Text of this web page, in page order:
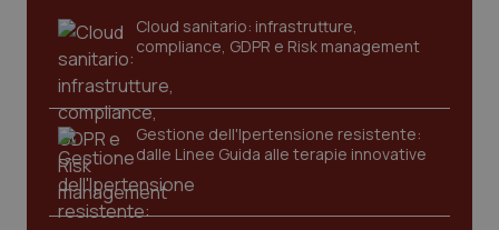
Cloud sanitario: infrastrutture,
compliance, GDPR e Risk management
Gestione dell'Ipertensione resistente:
dalle Linee Guida alle terapie innovative
navigazione sulle pagine e l'accesso alle aree
protette del sito. Il sito web non è in grado di
funzionare correttamente senza questi cookie.
Nome
VISITOR_PRIVACY_METADATA
.youtube.com